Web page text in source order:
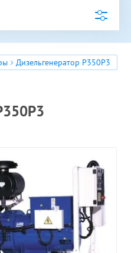
Дизельгенератор P350P3